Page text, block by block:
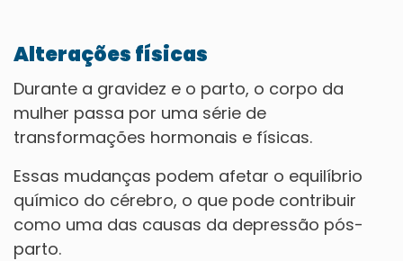
Alterações físicas
Durante a gravidez e o parto, o corpo da
mulher passa por uma série de
transformações hormonais e físicas.
Essas mudanças podem afetar o equilíbrio
químico do cérebro, o que pode contribuir
como uma das causas da depressão pós-
parto.